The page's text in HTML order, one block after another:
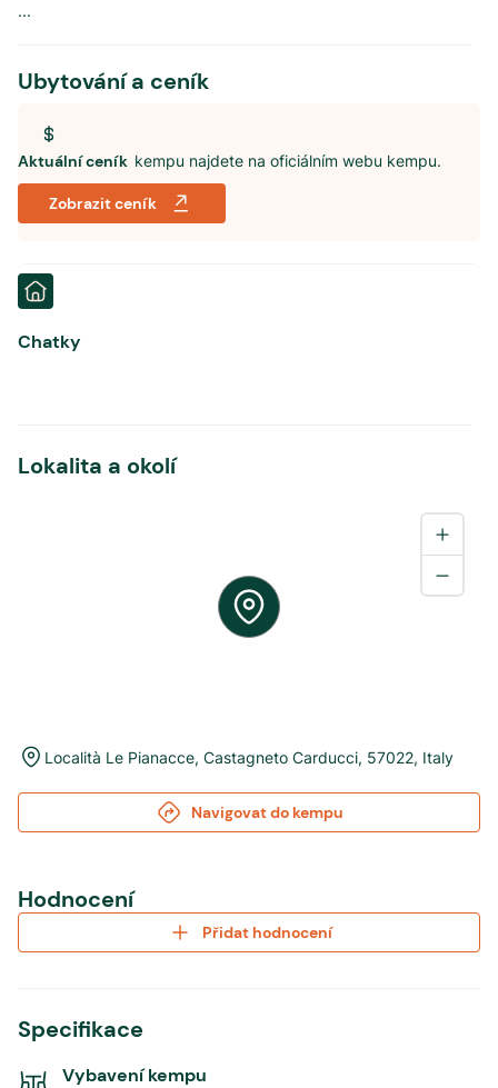
...
Ubytování a ceník
Aktuální ceník kempu najdete na oficiálním webu kempu.
Zobrazit ceník
Chatky
Lokalita a okolí
Località Le Pianacce, Castagneto Carducci, 57022, Italy
Navigovat do kempu
Hodnocení
Přidat hodnocení
Specifikace
Vybavení kempu